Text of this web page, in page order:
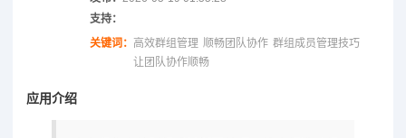
支持：
关键词： 高效群组管理 顺畅团队协作 群组成员管理技巧
让团队协作顺畅
应用介绍